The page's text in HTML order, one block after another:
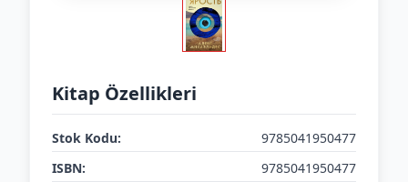
Kitap Özellikleri
Stok Kodu:
9785041950477
ISBN:
9785041950477